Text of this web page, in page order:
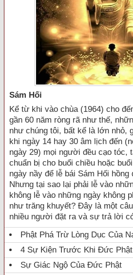
Sám Hối
Kể từ khi vào chùa (1964) cho
gần 60 năm ròng rã như thế,
như chúng tôi, bất kể là lớn nhỏ,
khi ngày 14 hay 30 âm lịch đến
ngày 29) mọi người đều cạo tóc,
chuẩn bị cho buổi chiều hoặc
ngày nầy để lễ bái Sám Hối hồng
Nhưng tại sao lại phải lễ vào
không lễ vào những ngày không
như trăng khuyết? Đây là một
nhiều người đặt ra và sự trả lời
Phật Phá Trừ Lòng Dục Của
4 Sự Kiện Trước Khi Đức
Sự Giác Ngộ Của Đức Phật